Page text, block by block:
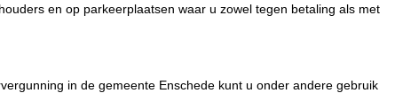
en op parkeerplaatsen waar u zowel tegen betaling als met
in de gemeente Enschede kunt u onder andere gebruik